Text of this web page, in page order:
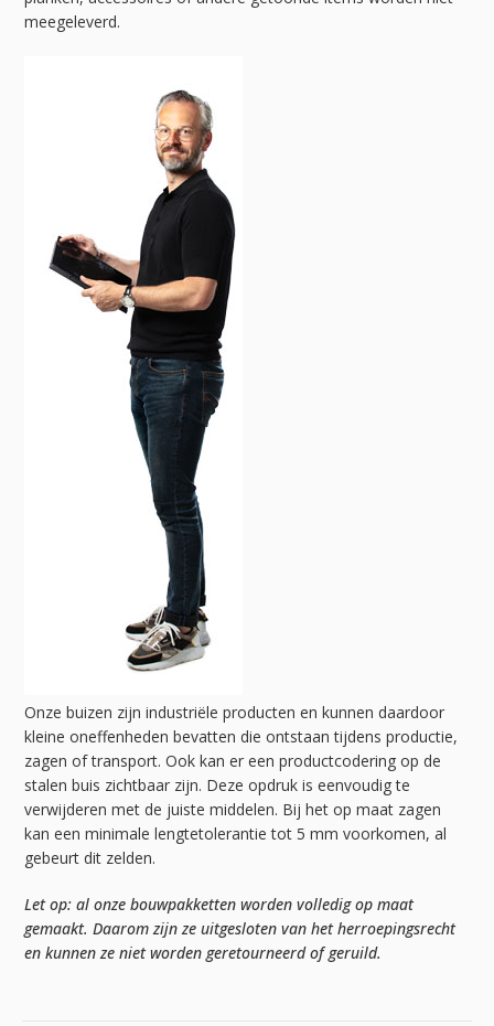
meegeleverd.
Onze buizen zijn industriële producten en kunnen daardoor
kleine oneffenheden bevatten die ontstaan tijdens productie,
zagen of transport. Ook kan er een productcodering op de
stalen buis zichtbaar zijn. Deze opdruk is eenvoudig te
verwijderen met de juiste middelen. Bij het op maat zagen
kan een minimale lengtetolerantie tot 5 mm voorkomen, al
gebeurt dit zelden.
Let op: al onze bouwpakketten worden volledig op maat
gemaakt. Daarom zijn ze uitgesloten van het herroepingsrecht
en kunnen ze niet worden geretourneerd of geruild.